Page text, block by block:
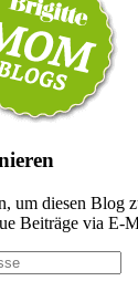
um diesen Blog
Beiträge via E-